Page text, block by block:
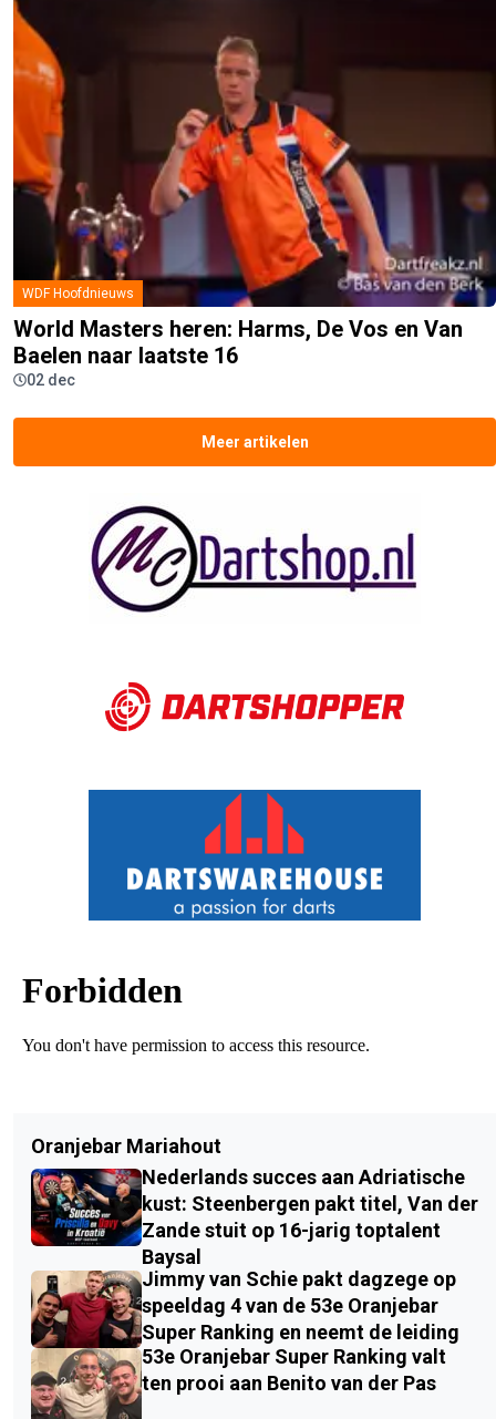
WDF Hoofdnieuws
World Masters heren: Harms, De Vos en Van
Baelen naar laatste 16
02 dec
Meer artikelen
Oranjebar Mariahout
Nederlands succes aan Adriatische
kust: Steenbergen pakt titel, Van der
Zande stuit op 16-jarig toptalent
Baysal
Jimmy van Schie pakt dagzege op
speeldag 4 van de 53e Oranjebar
Super Ranking en neemt de leiding
53e Oranjebar Super Ranking valt
ten prooi aan Benito van der Pas